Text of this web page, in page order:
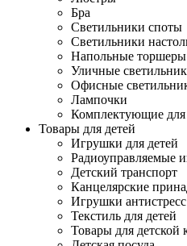
Бра
Светильники споты
Светильники
Напольные торшеры
Уличные
Офисные
Лампочки
Комплектующие для
Товары для детей
Игрушки для детей
Радиоуправляемые
Детский транспорт
Канцелярские
Игрушки антистресс
Текстиль для детей
Товары для детской